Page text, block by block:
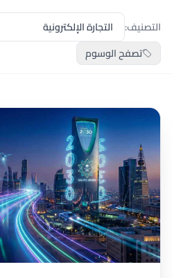
التصنيف:
تصفح الوسوم